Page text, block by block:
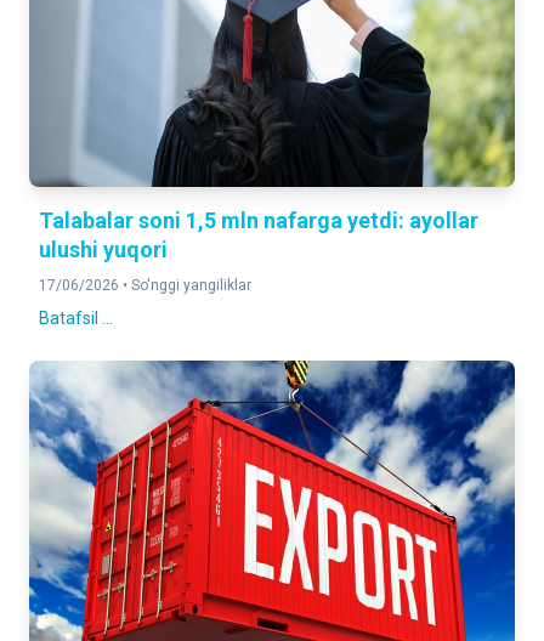
Talabalar soni 1,5 mln nafarga yetdi: ayollar
ulushi yuqori
17/06/2026 • So'nggi yangiliklar
Batafsil ...